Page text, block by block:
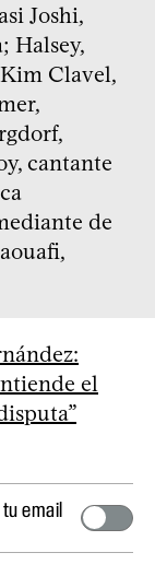
Joshi,
Halsey,
Clavel,
cantante
de
el
email